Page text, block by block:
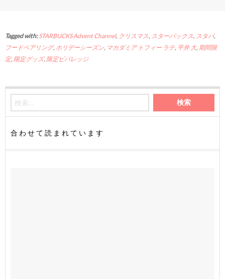
Tagged with: STARBUCKS Advent Channel, クリスマス, スターバックス, スタバ,
フードペアリング, ホリデーシーズン, マカダミア トフィー ラテ, 平井 大, 期間限
定, 限定グッズ, 限定ビバレッジ
合わせて読まれています